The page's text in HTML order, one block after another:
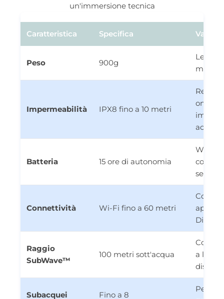
un'immersione tecnica
Caratteristica Specifica
Peso 900g
Impermeabilità IPX8 fino a 10 metri
onde e
Batteria 15 ore di autonomia
senza
Connettività Wi-Fi fino a 60 metri
app
Dive
Raggio
SubWave™
100 metri sott'acqua
a lunga
Subacquei
Fino a 8